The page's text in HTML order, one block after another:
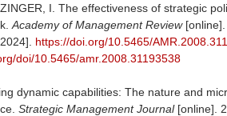
I. The effectiveness of strategic
Academy of Management Review[online].
https://doi.org/10.5465/
doi/10.5465/amr.2008.31193538
dynamic capabilities: The nature and
Strategic Management Journal[online].